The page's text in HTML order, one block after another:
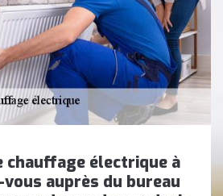
électrique à
vous auprès du bureau